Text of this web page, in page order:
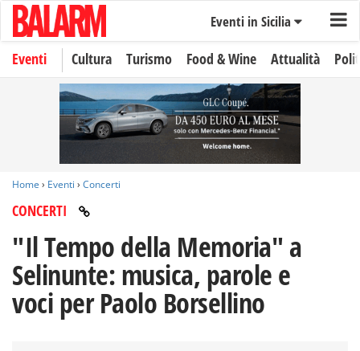
Eventi in Sicilia
Eventi Cultura Turismo Food & Wine Attualità
Home › Eventi › Concerti
CONCERTI
"Il Tempo della Memoria" a
Selinunte: musica, parole e
voci per Paolo Borsellino